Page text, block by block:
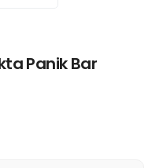
Panik Bar